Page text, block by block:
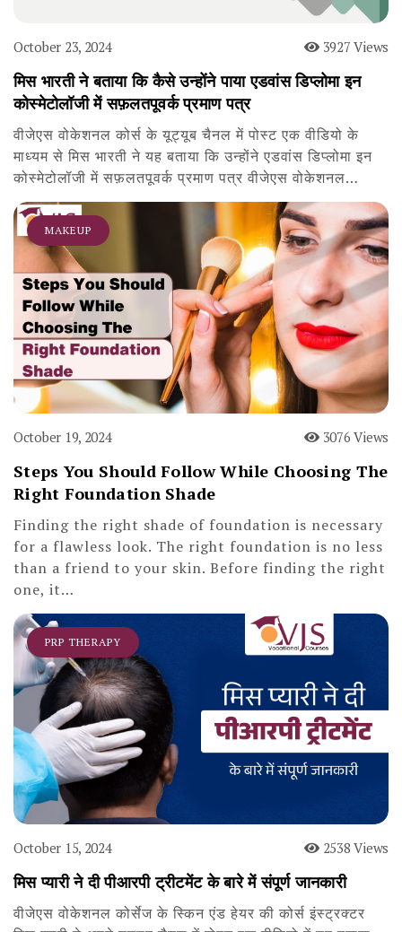
October 23, 2024 3927 Views
मिस भारती ने बताया कि कैसे उन्होंने पाया एडवांस डिप्लोमा इन
कोस्मेटोलॉजी में सफ़लतपूवर्क प्रमाण पत्र
वीजेएस वोकेशनल कोर्स के यूट्यूब चैनल में पोस्ट एक वीडियो के
माध्यम से मिस भारती ने यह बताया कि उन्होंने एडवांस डिप्लोमा इन
कोस्मेटोलॉजी में सफ़लतपूवर्क प्रमाण पत्र वीजेएस वोकेशनल…
MAKEUP
October 19, 2024 3076 Views
Steps You Should Follow While Choosing The
Right Foundation Shade
Finding the right shade of foundation is necessary
for a flawless look. The right foundation is no less
than a friend to your skin. Before finding the right
one, it…
PRP THERAPY
October 15, 2024 2538 Views
मिस प्यारी ने दी पीआरपी ट्रीटमेंट के बारे में संपूर्ण जानकारी
वीजेएस वोकेशनल कोर्सेज के स्किन एंड हेयर की कोर्स इंस्ट्रक्टर